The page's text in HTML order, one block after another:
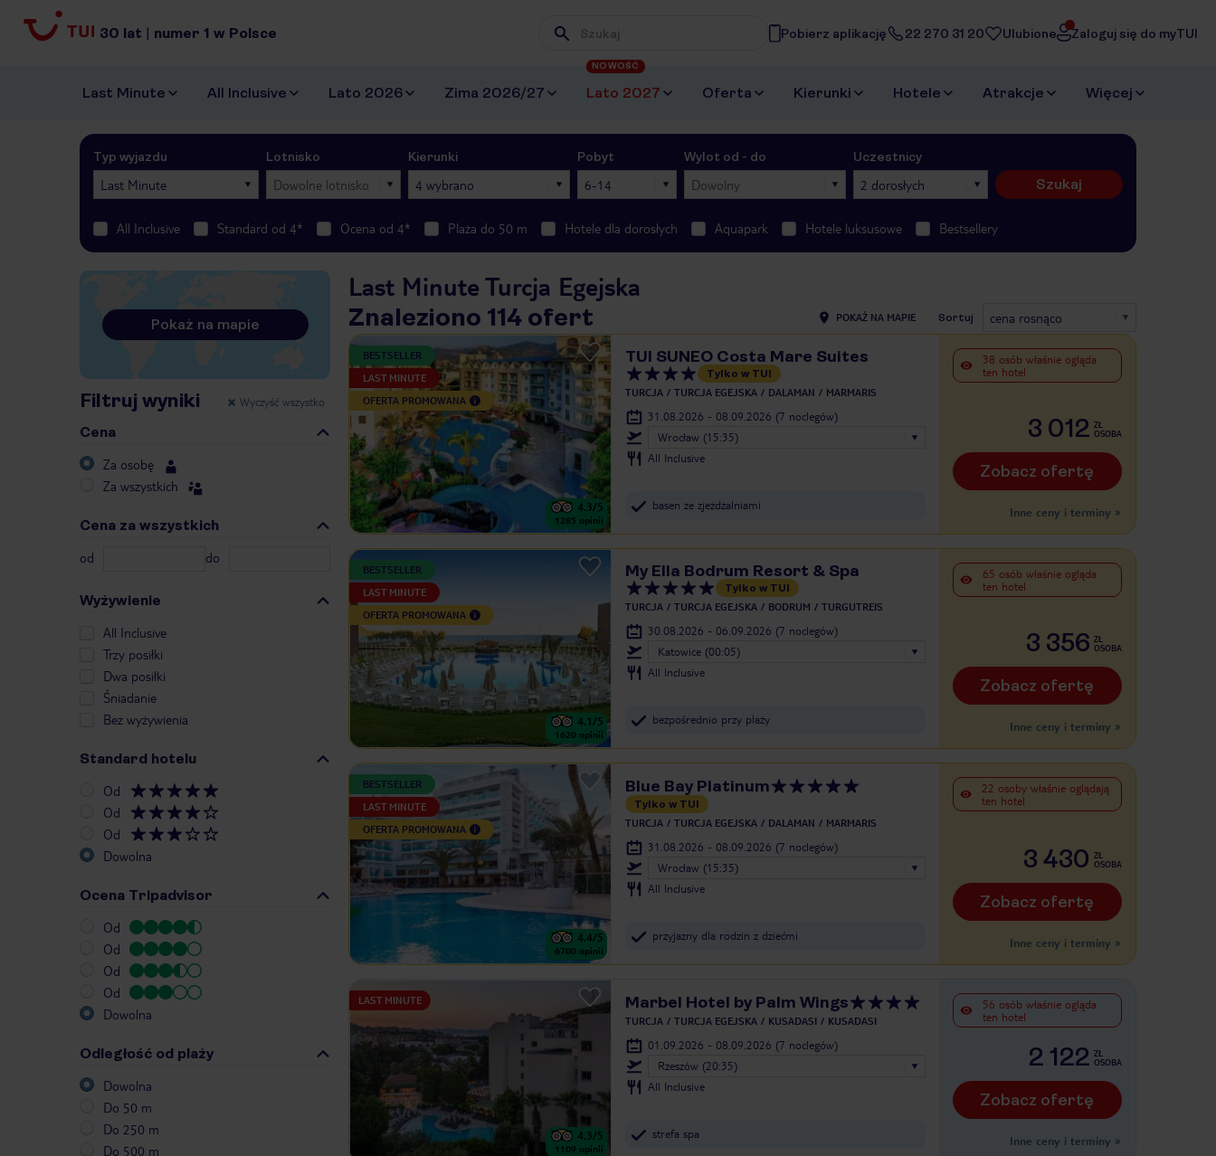
30 lat | numer 1 w Polsce Wpisz frazę, której szukasz
Pobierz aplikację 22 270 31 20 Ulubione Zaloguj się do myTUI
Last Minute All Inclusive Lato 2026 Zima 2026/27 Lato 2027
NOWOŚĆ
Oferta Kierunki Hotele Atrakcje Więcej
Typ wyjazdu
Last Minute
Lotnisko
Dowolne lotnisko
Kierunki
4 wybrano
Pobyt
6-14
Wylot od - do
Dowolny
Uczestnicy
2 dorosłych Szukaj
All Inclusive Standard od 4* Ocena od 4* Plaża do 50 m Hotele dla dorosłych Aquapark Hotele luksusowe Bestsellery
Pokaż na mapie
Filtruj wyniki Wyczyść wszystko
Cena
Za osobę
Za wszystkich
Cena za wszystkich
od do
Wyżywienie
All Inclusive
Trzy posiłki
Dwa posiłki
Śniadanie
Bez wyżywienia
Standard hotelu
Od
Od
Od
Dowolna
Ocena Tripadvisor
Od
Od
Od
Od
Dowolna
Odległość od plaży
Dowolna
Do 50 m
Do 250 m
Do 500 m
Last Minute Turcja Egejska
Znaleziono 114 ofert POKAŻ NA MAPIE Sortuj cena rosnąco
BESTSELLER
LAST MINUTE
OFERTA PROMOWANA
4.3/5
1285 opinii
TUI SUNEO Costa Mare Suites
Tylko w TUI
TURCJA TURCJA EGEJSKA DALAMAN MARMARIS
31.08.2026 - 08.09.2026 (7 noclegów)
Wrocław (15:35)
All Inclusive
basen ze zjeżdżalniami
38 osób właśnie ogląda
ten hotel
3 012 ZŁ
OSOBA
Zobacz ofertę
Inne ceny i terminy »
BESTSELLER
LAST MINUTE
OFERTA PROMOWANA
4.1/5
1620 opinii
My Ella Bodrum Resort & Spa
Tylko w TUI
TURCJA TURCJA EGEJSKA BODRUM TURGUTREIS
30.08.2026 - 06.09.2026 (7 noclegów)
Katowice (00:05)
All Inclusive
bezpośrednio przy plaży
65 osób właśnie ogląda
ten hotel
3 356 ZŁ
OSOBA
Zobacz ofertę
Inne ceny i terminy »
BESTSELLER
LAST MINUTE
OFERTA PROMOWANA
4.4/5
6700 opinii
Blue Bay Platinum
Tylko w TUI
TURCJA TURCJA EGEJSKA DALAMAN MARMARIS
31.08.2026 - 08.09.2026 (7 noclegów)
Wrocław (15:35)
All Inclusive
przyjazny dla rodzin z dziećmi
22 osoby właśnie oglądają
ten hotel
3 430 ZŁ
OSOBA
Zobacz ofertę
Inne ceny i terminy »
LAST MINUTE
4.3/5
1109 opinii
Marbel Hotel by Palm Wings
TURCJA TURCJA EGEJSKA KUSADASI KUSADASI
01.09.2026 - 08.09.2026 (7 noclegów)
Rzeszów (20:35)
All Inclusive
strefa spa
56 osób właśnie ogląda
ten hotel
2 122 ZŁ
OSOBA
Zobacz ofertę
Inne ceny i terminy »